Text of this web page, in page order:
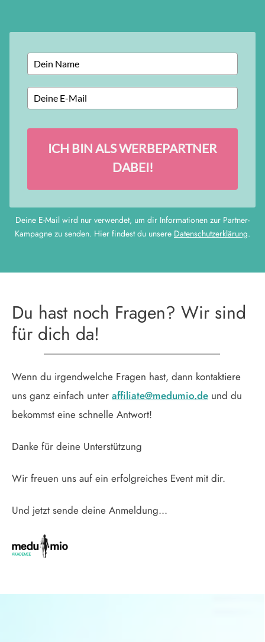
ICH BIN ALS WERBEPARTNER
DABEI!
Deine E-Mail wird nur verwendet, um dir Informationen zur Partner-
Kampagne zu senden. Hier findest du unsere Datenschutzerklärung.
Du hast noch Fragen? Wir sind
für dich da!
Wenn du irgendwelche Fragen hast, dann kontaktiere
uns ganz einfach unter affiliate@medumio.de und du
bekommst eine schnelle Antwort!
Danke für deine Unterstützung
Wir freuen uns auf ein erfolgreiches Event mit dir.
Und jetzt sende deine Anmeldung...